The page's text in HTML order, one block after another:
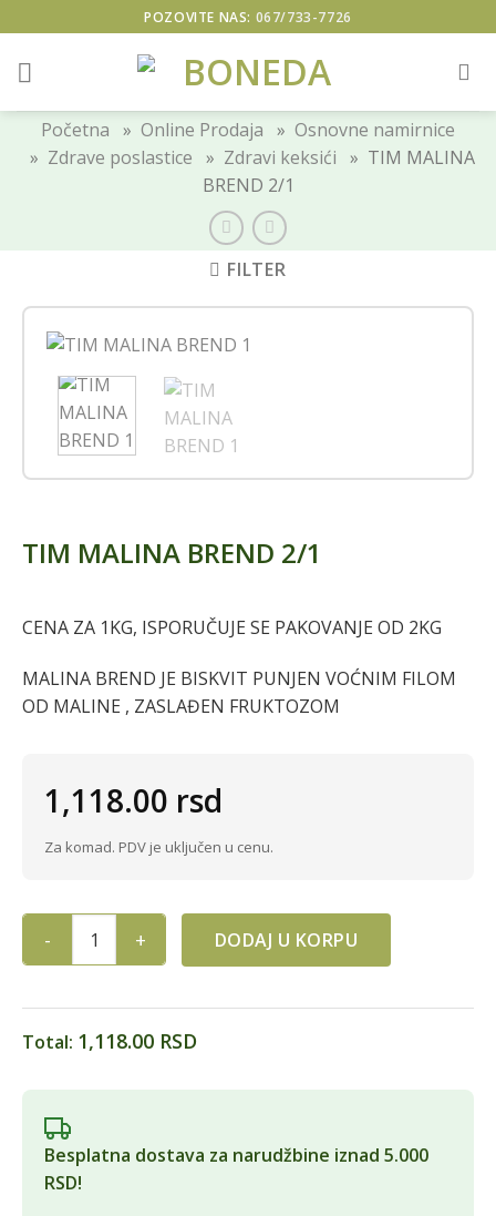
to
content
POZOVITE NAS: 067/733-7726
Početna » Online Prodaja » Osnovne namirnice
» Zdrave poslastice » Zdravi keksići » TIM MALINA
BREND 2/1
FILTER
TIM MALINA BREND 2/1
CENA ZA 1KG, ISPORUČUJE SE PAKOVANJE OD 2KG
MALINA BREND JE BISKVIT PUNJEN VOĆNIM FILOM
OD MALINE , ZASLAĐEN FRUKTOZOM
1,118.00 rsd
Za komad. PDV je uključen u cenu.
TIM MALINA BREND 2/1 quantityDODAJ U KORPU
Total: 1,118.00 RSD
Besplatna dostava za narudžbine iznad 5.000
RSD!